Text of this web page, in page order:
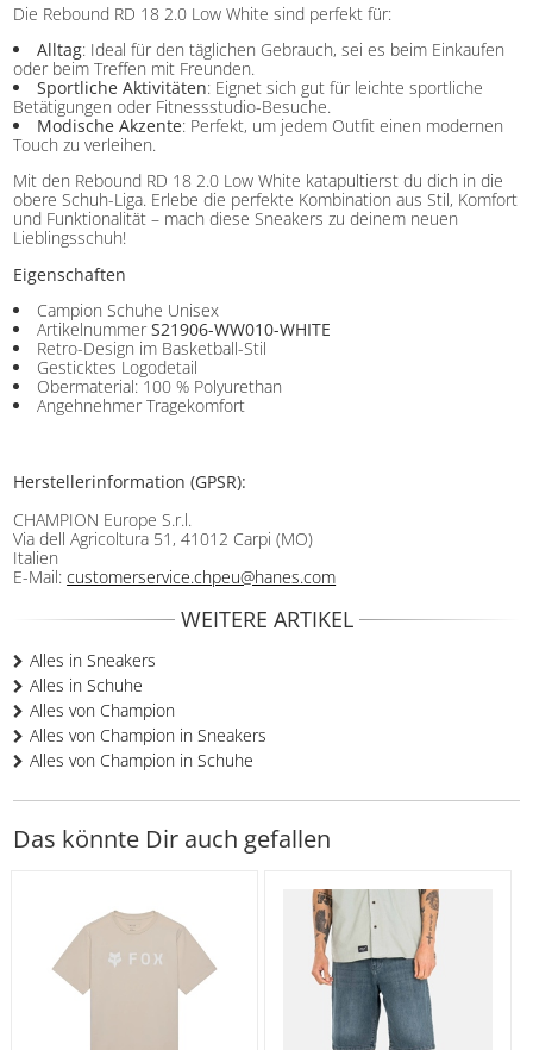
Die Rebound RD 18 2.0 Low White sind perfekt für:
Alltag: Ideal für den täglichen Gebrauch, sei es beim Einkaufen
oder beim Treffen mit Freunden.
Sportliche Aktivitäten: Eignet sich gut für leichte sportliche
Betätigungen oder Fitnessstudio-Besuche.
Modische Akzente: Perfekt, um jedem Outfit einen modernen
Touch zu verleihen.
Mit den Rebound RD 18 2.0 Low White katapultierst du dich in die
obere Schuh-Liga. Erlebe die perfekte Kombination aus Stil, Komfort
und Funktionalität – mach diese Sneakers zu deinem neuen
Lieblingsschuh!
Eigenschaften
Campion Schuhe Unisex
ArtikelnummerS21906-WW010-WHITE
Retro-Design im Basketball-Stil
Gesticktes Logodetail
Obermaterial: 100 % Polyurethan
Angehnehmer Tragekomfort
Herstellerinformation (GPSR):
CHAMPION Europe S.r.l.
Via dell Agricoltura 51, 41012 Carpi (MO)
Italien
E-Mail:customerservice.chpeu@hanes.com
WEITERE ARTIKEL
Alles in Sneakers
Alles in Schuhe
Alles von Champion
Alles von Champion in Sneakers
Alles von Champion in Schuhe
Das könnte Dir auch gefallen